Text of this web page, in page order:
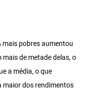
mais pobres aumentou
de metade delas, o
a média, o que
maior dos rendimentos